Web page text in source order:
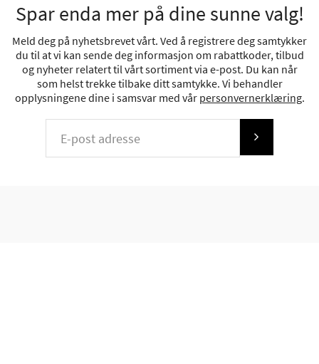
Spar enda mer på dine sunne valg!
Meld deg på nyhetsbrevet vårt. Ved å registrere deg samtykker
du til at vi kan sende deg informasjon om rabattkoder, tilbud
og nyheter relatert til vårt sortiment via e-post. Du kan når
som helst trekke tilbake ditt samtykke. Vi behandler
opplysningene dine i samsvar med vår personvernerklæring.